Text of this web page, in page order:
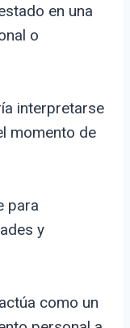
en una
o
interpretarse
momento de
para
y
como un